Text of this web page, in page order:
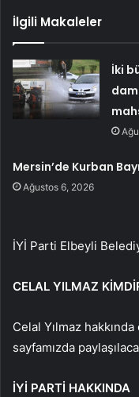
İlgili Makaleler
İki
Mersin’de Kurban
Ağustos 6, 2026
İYİ Parti Elbeyli
CELAL YILMAZ
Celal Yılmaz
sayfamızda
İYİ PARTİ HAKKINDA